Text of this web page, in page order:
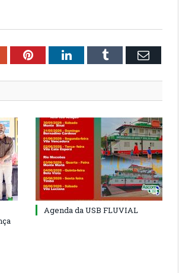
PinterestLinkedInTumblr Email
Agenda da USB FLUVIAL